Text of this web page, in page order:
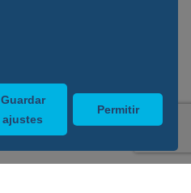
Guardar
ajustes
Permitir